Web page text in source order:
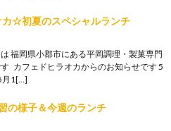
カ☆初夏のスペシャルランチ
福岡県小郡市にある平岡調理・製菓専門
カフェドヒラオカからのお知らせです 5
月1[…]
の様子＆今週のランチ